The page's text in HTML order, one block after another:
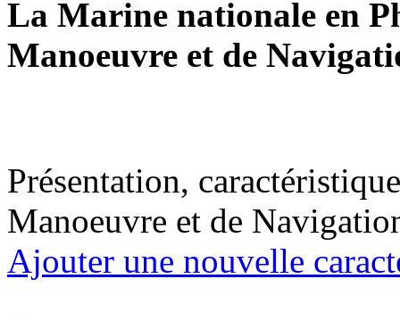
La Marine nationale en
Manoeuvre et de
Présentation,
Manoeuvre et de
Ajouter une nouvelle